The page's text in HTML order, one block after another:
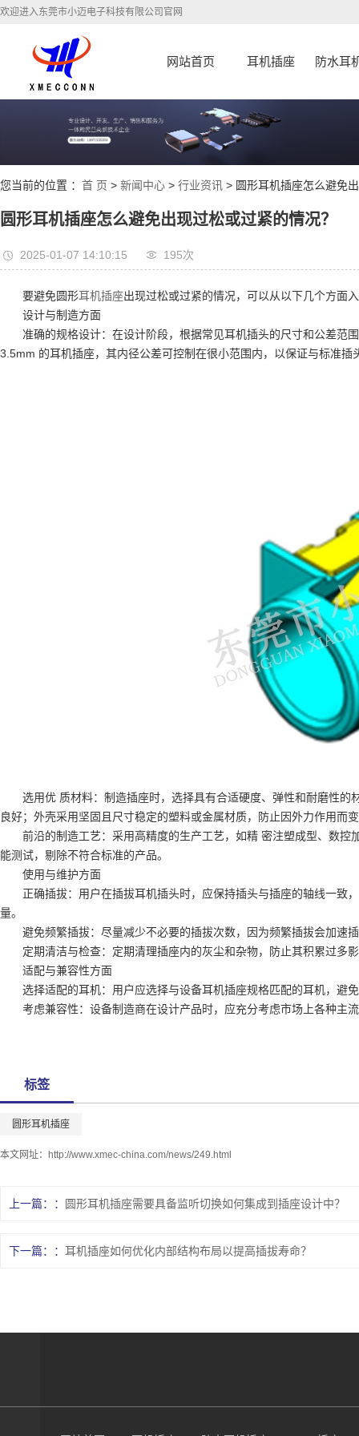
欢迎进入东莞市小迈电子科技有限公司官网
网站首页 耳机插座 防水耳
您当前的位置 ： 首 页 > 新闻中心 > 行业资讯 > 圆形耳机插座怎么避免
圆形耳机插座怎么避免出现过松或过紧的情况？
2025-01-07 14:10:15 195次
要避免圆形耳机插座出现过松或过紧的情况，可以从以下几个方面
设计与制造方面
准确的规格设计：在设计阶段，根据常见耳机插头的尺寸和公差范
3.5mm 的耳机插座，其内径公差可控制在很小范围内，以保证与标准插
选用优 质材料：制造插座时，选择具有合适硬度、弹性和耐磨性的
良好；外壳采用坚固且尺寸稳定的塑料或金属材质，防止因外力作用而
前沿的制造工艺：采用高精度的生产工艺，如精 密注塑成型、数控
能测试，剔除不符合标准的产品。
使用与维护方面
正确插拔：用户在插拔耳机插头时，应保持插头与插座的轴线一致
量。
避免频繁插拔：尽量减少不必要的插拔次数，因为频繁插拔会加速
定期清洁与检查：定期清理插座内的灰尘和杂物，防止其积累过多
适配与兼容性方面
选择适配的耳机：用户应选择与设备耳机插座规格匹配的耳机，避
考虑兼容性：设备制造商在设计产品时，应充分考虑市场上各种主
标签
圆形耳机插座
本文网址： http://www.xmec-china.com/news/249.html
上一篇： 圆形耳机插座需要具备监听切换如何集成到插座设计中？
下一篇： 耳机插座如何优化内部结构布局以提高插拔寿命？